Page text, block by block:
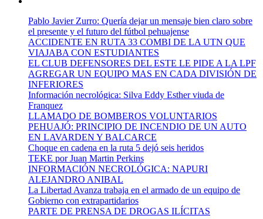
Pablo Javier Zurro: Quería dejar un mensaje bien claro sobre
el presente y el futuro del fútbol pehuajense
ACCIDENTE EN RUTA 33 COMBI DE LA UTN QUE
VIAJABA CON ESTUDIANTES
EL CLUB DEFENSORES DEL ESTE LE PIDE A LA LPF
AGREGAR UN EQUIPO MAS EN CADA DIVISIÓN DE
INFERIORES
Información necrológica: Silva Eddy Esther viuda de
Franquez
LLAMADO DE BOMBEROS VOLUNTARIOS
PEHUAJÓ: PRINCIPIO DE INCENDIO DE UN AUTO
EN LAVARDEN Y BALCARCE
Choque en cadena en la ruta 5 dejó seis heridos
TEKE por Juan Martin Perkins
INFORMACIÓN NECROLÓGICA: NAPURI
ALEJANDRO ANIBAL
La Libertad Avanza trabaja en el armado de un equipo de
Gobierno con extrapartidarios
PARTE DE PRENSA DE DROGAS ILÍCITAS